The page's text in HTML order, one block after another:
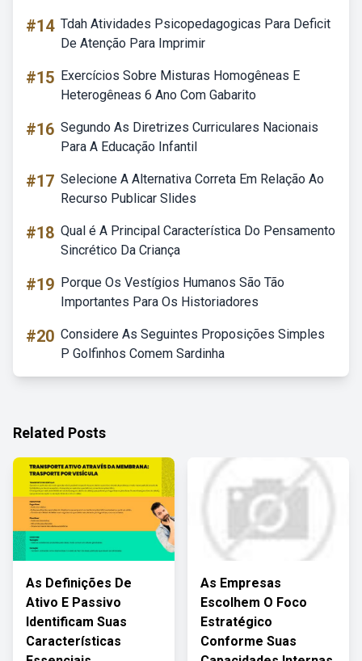
#14 Tdah Atividades Psicopedagogicas Para Deficit
De Atenção Para Imprimir
#15 Exercícios Sobre Misturas Homogêneas E
Heterogêneas 6 Ano Com Gabarito
#16 Segundo As Diretrizes Curriculares Nacionais
Para A Educação Infantil
#17 Selecione A Alternativa Correta Em Relação Ao
Recurso Publicar Slides
#18 Qual é A Principal Característica Do Pensamento
Sincrético Da Criança
#19 Porque Os Vestígios Humanos São Tão
Importantes Para Os Historiadores
#20 Considere As Seguintes Proposições Simples
P Golfinhos Comem Sardinha
Related Posts
As Definições De
Ativo E Passivo
Identificam Suas
Características
As Empresas
Escolhem O Foco
Estratégico
Conforme Suas